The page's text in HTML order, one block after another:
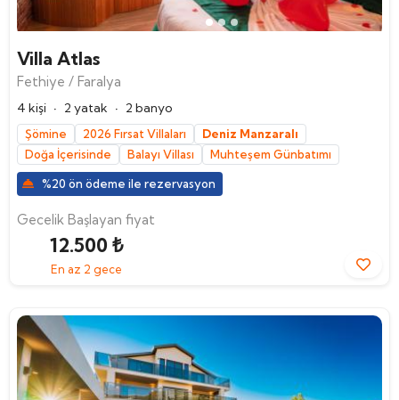
Villa Atlas
Fethiye / Faralya
4 kişi · 2 yatak · 2 banyo
Şömine 2026 Fırsat Villaları
Deniz Manzaralı
Doğa İçerisinde
Balayı Villası Muhteşem Günbatımı
%20 ön ödeme ile rezervasyon
Gecelik Başlayan fiyat
12.500 ₺
En az 2 gece